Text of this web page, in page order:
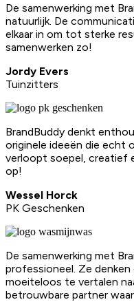
De samenwerking met
natuurlijk. De
elkaar in om tot sterke
samenwerken zo!
Jordy Evers
Tuinzitters
BrandBuddy denkt
originele ideeën die echt
verloopt soepel, creatief
op!
Wessel Horck
PK Geschenken
De samenwerking met
professioneel. Ze
moeiteloos te vertalen
betrouwbare partner